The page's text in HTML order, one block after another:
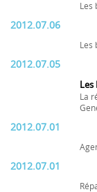
Les
2012.07.06
Les
2012.07.05
Les
La
2012.07.01
2012.07.01